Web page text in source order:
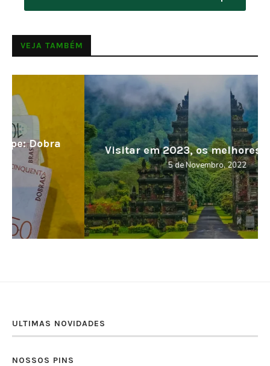
VEJA TAMBÉM
Visitar em 2023, os melhores destinos
5 de Novembro, 2022
ULTIMAS NOVIDADES
NOSSOS PINS